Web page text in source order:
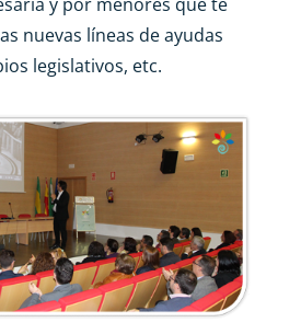
nuevas líneas de ayudas
legislativos, etc.